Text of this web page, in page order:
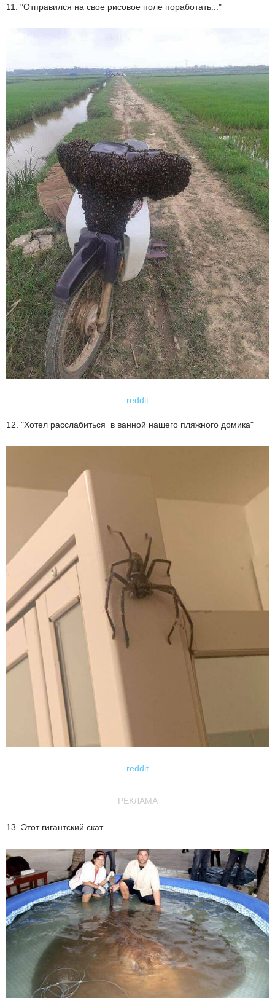
11. "Отправился на свое рисовое поле поработать..."
reddit
12. "Хотел расслабиться в ванной нашего пляжного домика"
reddit
РЕКЛАМА
13. Этот гигантский скат